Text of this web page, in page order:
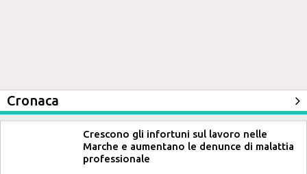
Cronaca
Crescono gli infortuni sul lavoro nelle
Marche e aumentano le denunce di malattia
professionale